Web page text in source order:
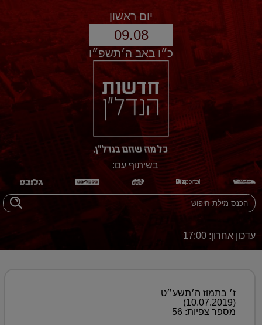
יום ראשון
09.08
כ״ו באב ה׳תשפ״ו
בשיתוף עם:
עדכון אחרון: 17:00
ז׳ בתמוז ה׳תשע״ט
(10.07.2019)
מספר צפיות: 56